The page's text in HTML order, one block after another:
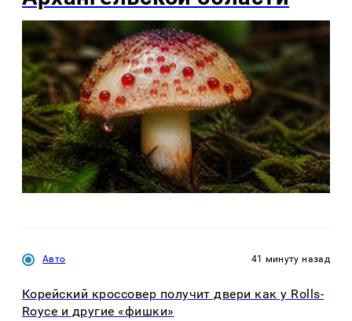
Авто 41 минуту назад
Корейский кроссовер получит двери как у Rolls-
Royce и другие «фишки»